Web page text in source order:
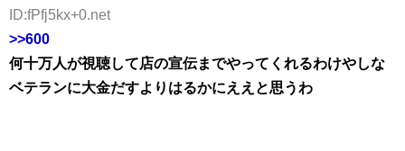
ID:fPfj5kx+0.net
>>600
何十万人が視聴して店の宣伝までやってくれるわけやしな
ベテランに大金だすよりはるかにええと思うわ